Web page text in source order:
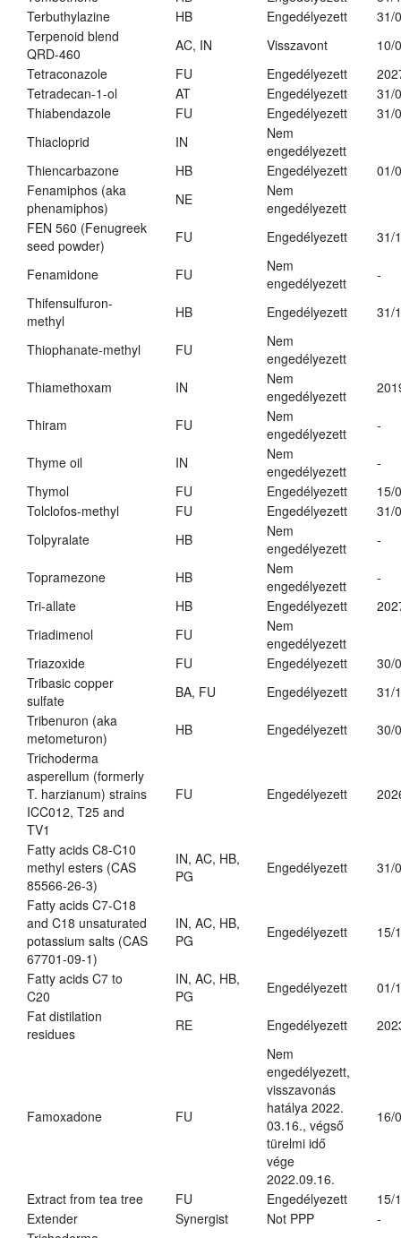
Terbuthylazine
HB Engedélyezett
31/
Terpenoid blend
QRD-460
AC, IN Visszavont
10/
Tetraconazole
FU Engedélyezett
Tetradecan-1-ol
AT Engedélyezett
31/
Thiabendazole
FU Engedélyezett
31/
Thiacloprid
IN
Nem
engedélyezett
Thiencarbazone
HB Engedélyezett
01/
Fenamiphos (aka
phenamiphos)
NE
Nem
engedélyezett
FEN 560 (Fenugreek
seed powder)
FU Engedélyezett 31/
Fenamidone FU
Nem
engedélyezett
-
Thifensulfuron-
methyl
HB Engedélyezett 31/
Thiophanate-methyl FU
Nem
engedélyezett
Thiamethoxam
IN
Nem
engedélyezett
Thiram FU
Nem
engedélyezett
-
Thyme oil IN
Nem
engedélyezett
-
Thymol
FU Engedélyezett
15/
Tolclofos-methyl
FU Engedélyezett
31/
Tolpyralate
HB
Nem
engedélyezett
-
Topramezone HB
Nem
engedélyezett
-
Tri-allate
HB Engedélyezett
Triadimenol
FU
Nem
engedélyezett
Triazoxide
FU Engedélyezett
30/
Tribasic copper
sulfate
BA, FU Engedélyezett
31/
Tribenuron (aka
metometuron)
HB Engedélyezett
30/
Trichoderma
asperellum (formerly
T. harzianum) strains
ICC012, T25 and
TV1
FU Engedélyezett
Fatty acids C8-C10
methyl esters (CAS
85566-26-3)
IN, AC, HB,
PG
Engedélyezett 31/
Fatty acids C7-C18
and C18 unsaturated
potassium salts (CAS
67701-09-1)
IN, AC, HB,
PG
Engedélyezett 15/
Fatty acids C7 to
C20
IN, AC, HB,
PG
Engedélyezett
01/
Fat distilation
residues
RE Engedélyezett
Famoxadone FU
Nem
engedélyezett,
visszavonás
hatálya 2022.
03.16., végső
türelmi idő
vége
2022.09.16.
16/
Extract from tea tree FU Engedélyezett
15/
Extender
Synergist Not PPP
-